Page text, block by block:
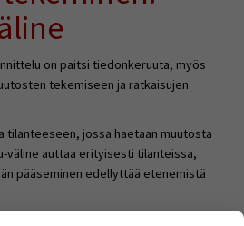
on paitsi tiedonkeruuta, myös
tekemiseen ja ratkaisujen
tilanteeseen, jossa haetaan muutosta
väline auttaa erityisesti tilanteissa,
pääseminen edellyttää etenemistä